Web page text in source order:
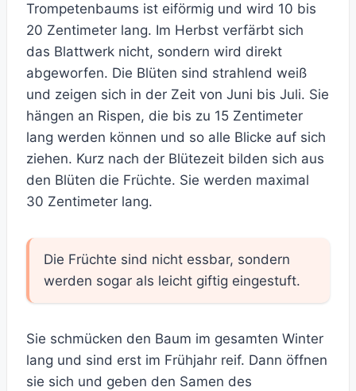
Trompetenbaums ist eiförmig und wird 10 bis
20 Zentimeter lang. Im Herbst verfärbt sich
das Blattwerk nicht, sondern wird direkt
abgeworfen. Die Blüten sind strahlend weiß
und zeigen sich in der Zeit von Juni bis Juli. Sie
hängen an Rispen, die bis zu 15 Zentimeter
lang werden können und so alle Blicke auf sich
ziehen. Kurz nach der Blütezeit bilden sich aus
den Blüten die Früchte. Sie werden maximal
30 Zentimeter lang.
Die Früchte sind nicht essbar, sondern
werden sogar als leicht giftig eingestuft.
Sie schmücken den Baum im gesamten Winter
lang und sind erst im Frühjahr reif. Dann öffnen
sie sich und geben den Samen des